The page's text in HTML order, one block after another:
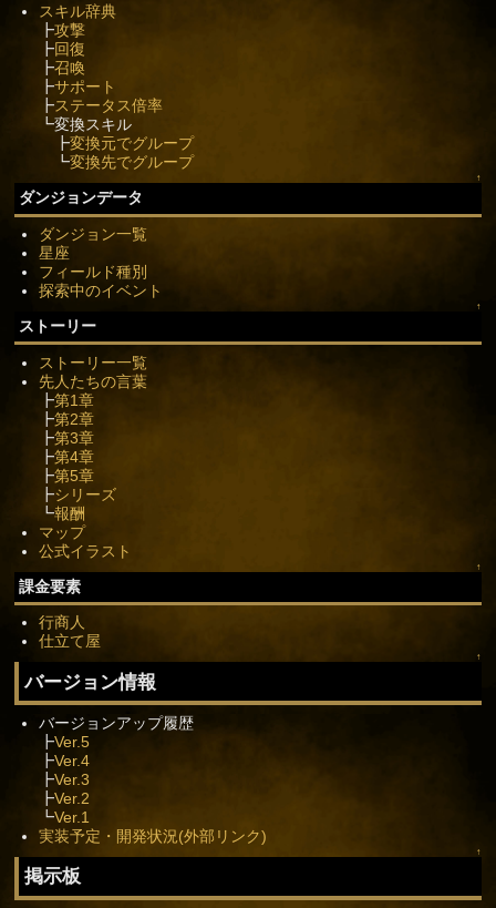
スキル辞典
┣攻撃
┣回復
┣召喚
┣サポート
┣ステータス倍率
┗変換スキル
┣変換元でグループ
┗変換先でグループ
↑
ダンジョンデータ
ダンジョン一覧
星座
フィールド種別
探索中のイベント
↑
ストーリー
ストーリー一覧
先人たちの言葉
┣第1章
┣第2章
┣第3章
┣第4章
┣第5章
┣シリーズ
┗報酬
マップ
公式イラスト
↑
課金要素
行商人
仕立て屋
↑
バージョン情報
バージョンアップ履歴
┣Ver.5
┣Ver.4
┣Ver.3
┣Ver.2
┗Ver.1
実装予定・開発状況(外部リンク)
↑
掲示板